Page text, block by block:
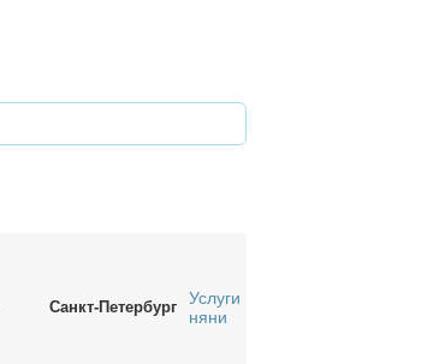
Санкт-Петербург
Услуги
няни